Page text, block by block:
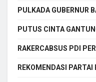
PULKADA GUBERNUR
PUTUS CINTA
RAKERCABSUS PDI
REKOMENDASI